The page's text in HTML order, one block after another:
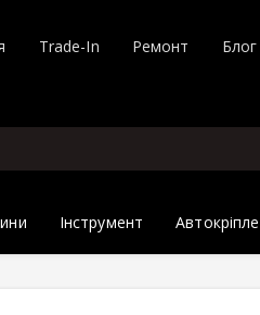
Trade-In Ремонт Блог
Інструмент